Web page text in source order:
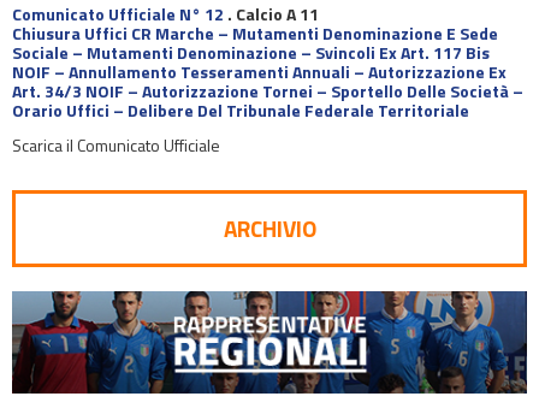
Comunicato Ufficiale N° 12 . Calcio A 11
Chiusura Uffici CR Marche – Mutamenti Denominazione E Sede
Sociale – Mutamenti Denominazione – Svincoli Ex Art. 117 Bis
NOIF – Annullamento Tesseramenti Annuali – Autorizzazione Ex
Art. 34/3 NOIF – Autorizzazione Tornei – Sportello Delle Società –
Orario Uffici – Delibere Del Tribunale Federale Territoriale
Scarica il Comunicato Ufficiale
ARCHIVIO